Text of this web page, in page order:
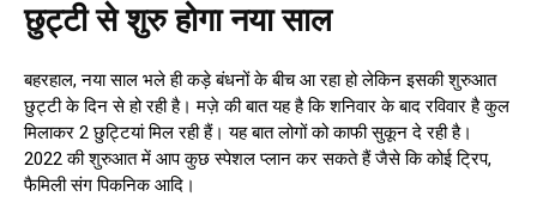
छुट्टी से शुरु होगा नया साल
बहरहाल, नया साल भले ही कड़े बंधनों के बीच आ रहा हो लेकिन इसकी शुरुआत
छुट्टी के दिन से हो रही है। मज़े की बात यह है कि शनिवार के बाद रविवार है कुल
मिलाकर 2 छुट्टियां मिल रही हैं। यह बात लोगों को काफी सुकून दे रही है।
2022 की शुरुआत में आप कुछ स्पेशल प्लान कर सकते हैं जैसे कि कोई ट्रिप,
फैमिली संग पिकनिक आदि।